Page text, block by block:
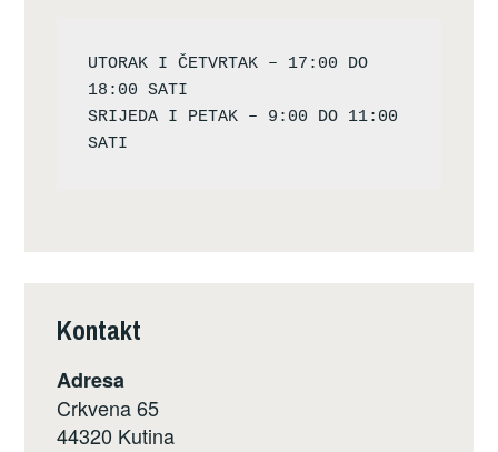
UTORAK I ČETVRTAK – 17:00 DO
18:00 SATI
SRIJEDA I PETAK – 9:00 DO 11:00
Kontakt
Adresa
Crkvena 65
44320 Kutina